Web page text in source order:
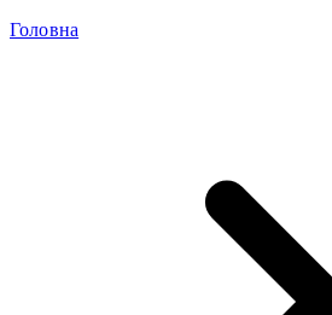
Головна